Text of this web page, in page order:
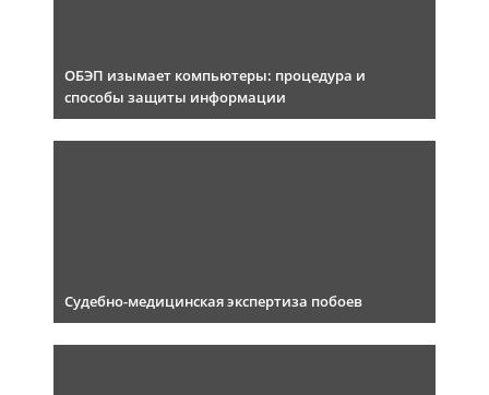
ОБЭП изымает компьютеры: процедура и
способы защиты информации
Судебно-медицинская экспертиза побоев